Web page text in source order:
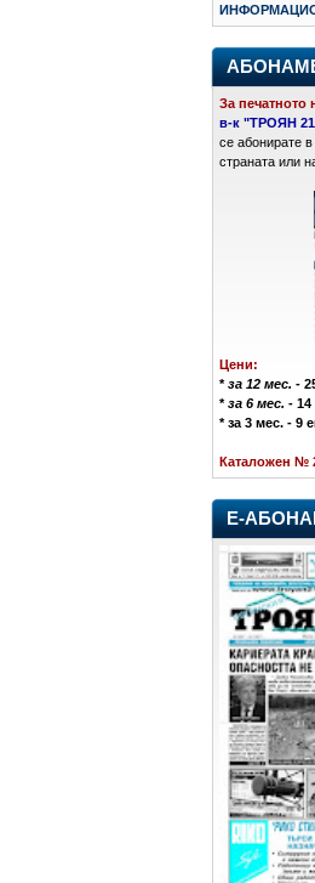
За печатното
в-к "ТРОЯН 21
се абонирате
страната или
Цени:
*за 12 мес. -
*за 6 мес. - 14
* за 3 мес. - 9
Каталожен №
Е-